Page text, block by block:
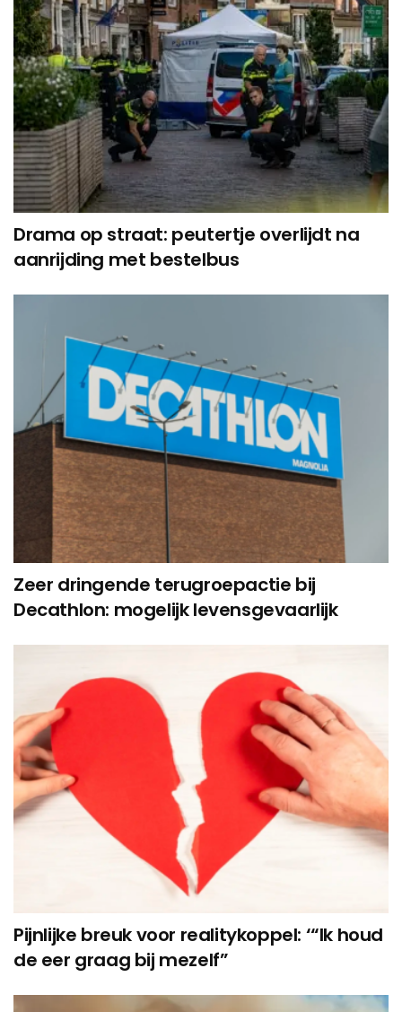
Drama op straat: peutertje overlijdt na
aanrijding met bestelbus
Zeer dringende terugroepactie bij
Decathlon: mogelijk levensgevaarlijk
Pijnlijke breuk voor realitykoppel: ‘“Ik houd
de eer graag bij mezelf”